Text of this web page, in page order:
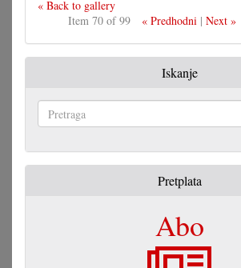
« Back to gallery
Item 70 of 99
« Predhodni| Next »
Iskanje
Pretplata
Abo